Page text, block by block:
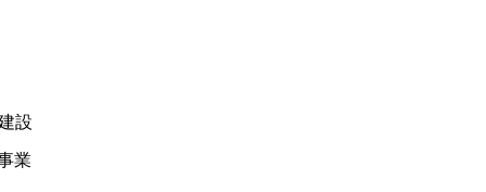
設
業